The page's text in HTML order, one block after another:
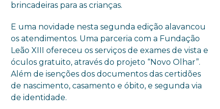
brincadeiras para as crianças.
E uma novidade nesta segunda edição alavancou
os atendimentos. Uma parceria com a Fundação
Leão XIII ofereceu os serviços de exames de vista e
óculos gratuito, através do projeto “Novo Olhar”.
Além de isenções dos documentos das certidões
de nascimento, casamento e óbito, e segunda via
de identidade.